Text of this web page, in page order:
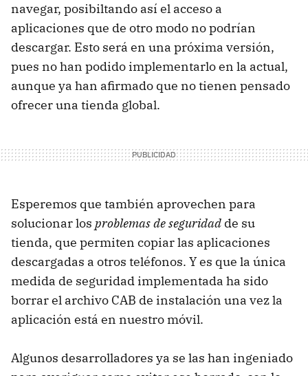
navegar, posibiltando así el acceso a
aplicaciones que de otro modo no podrían
descargar. Esto será en una próxima versión,
pues no han podido implementarlo en la actual,
aunque ya han afirmado que no tienen pensado
ofrecer una tienda global.
Esperemos que también aprovechen para
solucionar los problemas de seguridad de su
tienda, que permiten copiar las aplicaciones
descargadas a otros teléfonos. Y es que la única
medida de seguridad implementada ha sido
borrar el archivo CAB de instalación una vez la
aplicación está en nuestro móvil.
Algunos desarrolladores ya se las han ingeniado